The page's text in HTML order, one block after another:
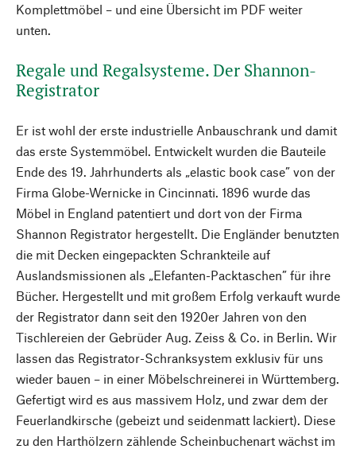
Komplettmöbel – und eine Übersicht im PDF weiter
unten.
Regale und Regalsysteme. Der Shannon-
Registrator
Er ist wohl der erste industrielle Anbauschrank und damit
das erste Systemmöbel. Entwickelt wurden die Bauteile
Ende des 19. Jahrhunderts als „elastic book case” von der
Firma Globe-Wernicke in Cincinnati. 1896 wurde das
Möbel in England patentiert und dort von der Firma
Shannon Registrator hergestellt. Die Engländer benutzten
die mit Decken eingepackten Schrankteile auf
Auslandsmissionen als „Elefanten-Packtaschen” für ihre
Bücher. Hergestellt und mit großem Erfolg verkauft wurde
der Registrator dann seit den 1920er Jahren von den
Tischlereien der Gebrüder Aug. Zeiss & Co. in Berlin. Wir
lassen das Registrator-Schranksystem exklusiv für uns
wieder bauen – in einer Möbelschreinerei in Württemberg.
Gefertigt wird es aus massivem Holz, und zwar dem der
Feuerlandkirsche (gebeizt und seidenmatt lackiert). Diese
zu den Harthölzern zählende Scheinbuchenart wächst im